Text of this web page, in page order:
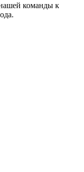
команды к